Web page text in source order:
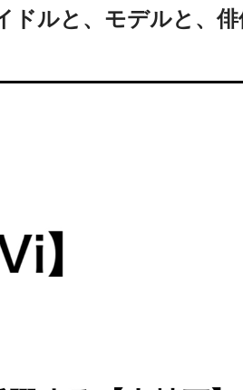
ドルと、モデルと、俳